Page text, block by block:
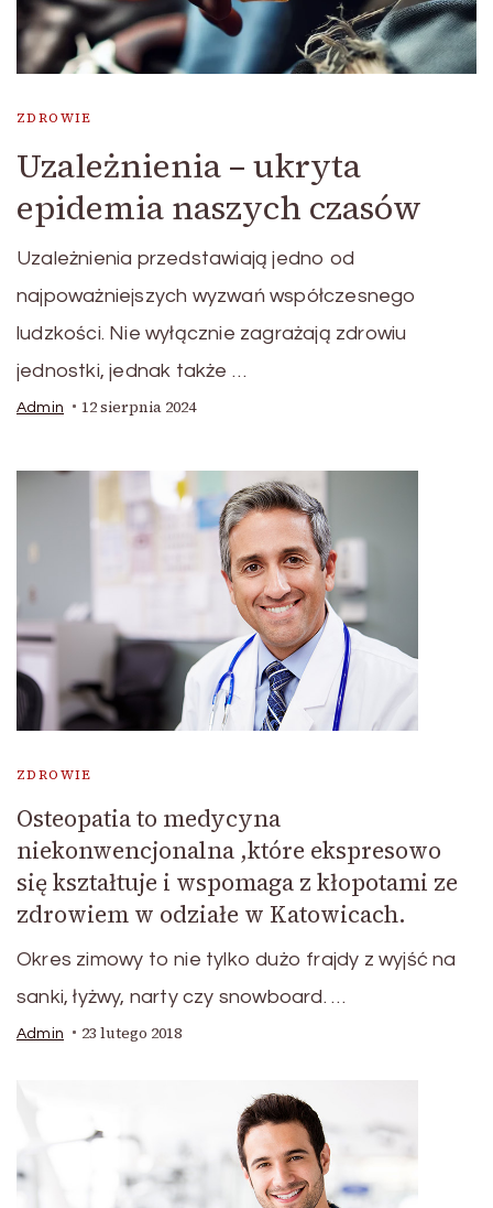
ZDROWIE
Uzależnienia – ukryta
epidemia naszych czasów
Uzależnienia przedstawiają jedno od
najpoważniejszych wyzwań współczesnego
ludzkości. Nie wyłącznie zagrażają zdrowiu
jednostki, jednak także …
Admin 12 sierpnia 2024
ZDROWIE
Osteopatia to medycyna
niekonwencjonalna ,które ekspresowo
się kształtuje i wspomaga z kłopotami ze
zdrowiem w odziałe w Katowicach.
Okres zimowy to nie tylko dużo frajdy z wyjść na
sanki, łyżwy, narty czy snowboard. …
Admin 23 lutego 2018